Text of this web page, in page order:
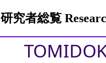
研究者総覧